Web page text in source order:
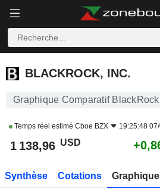
BLACKROCK, INC.
BLACKROCK, INC.
Graphique Comparatif
Temps réel estimé Cboe BZX 19:25:48
1 138,96 USD
Synthèse Cotations